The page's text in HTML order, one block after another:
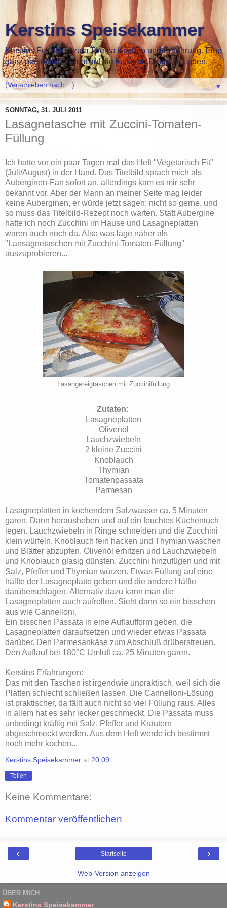
Kerstins Speisekammer
Kerstins Foodblog zum Thema Kochen und Ernährung. Eine
ganz persönliche Sicht auf die leckeren Dinge im Leben.
▼
SONNTAG, 31. JULI 2011
Lasagnetasche mit Zuccini-Tomaten-
Füllung
Ich hatte vor ein paar Tagen mal das Heft "Vegetarisch Fit"
(Juli/August) in der Hand. Das Titelbild sprach mich als
Auberginen-Fan sofort an, allerdings kam es mir sehr
bekannt vor. Aber der Mann an meiner Seite mag leider
keine Auberginen, er würde jetzt sagen: nicht so gerne, und
so muss das Titelbild-Rezept noch warten. Statt Aubergine
hatte ich noch Zucchini im Hause und Lasagneplatten
waren auch noch da. Also was lage näher als
"Lansagnetaschen mit Zucchini-Tomaten-Füllung"
auszuprobieren...
Lasangeteigtaschen mit Zuccinifüllung
Zutaten:
Lasagneplatten
Olivenöl
Lauchzwiebeln
2 kleine Zuccini
Knoblauch
Thymian
Tomatenpassata
Parmesan
Lasagneplatten in kochendem Salzwasser ca. 5 Minuten
garen. Dann herausheben und auf ein feuchtes Küchentuch
legen. Lauchzwiebeln in Ringe schneiden und die Zucchini
klein würfeln. Knoblauch fein hacken und Thymian waschen
und Blätter abzupfen. Olivenöl erhitzen und Lauchzwiebeln
und Knoblauch glasig dünsten. Zucchini hinzufügen und mit
Salz, Pfeffer und Thymian würzen. Etwas Füllung auf eine
hälfte der Lasagneplatte geben und die andere Hälfte
darüberschlagen. Alternativ dazu kann man die
Lasagneplatten auch aufrollen. Sieht dann so ein bisschen
aus wie Cannelloni.
Ein bisschen Passata in eine Auflaufform geben, die
Lasagneplatten daraufsetzen und wieder etwas Passata
darüber. Den Parmesankäse zum Abschluß drüberstreuen.
Den Auflauf bei 180°C Umluft ca. 25 Minuten garen.
Kerstins Erfahrungen:
Das mit den Taschen ist irgendwie unpraktisch, weil sich die
Platten schlecht schließen lassen. Die Cannelloni-Lösung
ist praktischer, da fällt auch nicht so viel Füllung raus. Alles
in allem hat es sehr lecker geschmeckt. Die Passata muss
unbedingt kräftig mit Salz, Pfeffer und Kräutern
abgeschmeckt werden. Aus dem Heft werde ich bestimmt
noch mehr kochen...
Kerstins Speisekammer at 20:09
Teilen
Keine Kommentare:
Kommentar veröffentlichen
‹ ›
Startseite
Web-Version anzeigen
ÜBER MICH
Kerstins Speisekammer